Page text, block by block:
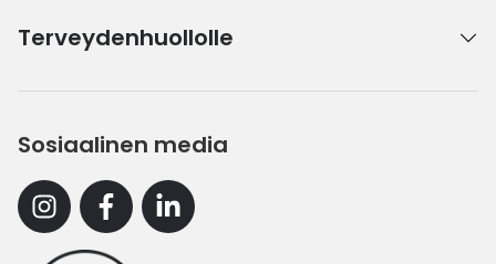
Terveydenhuollolle
Sosiaalinen media
InstagramFacebookLinkedin